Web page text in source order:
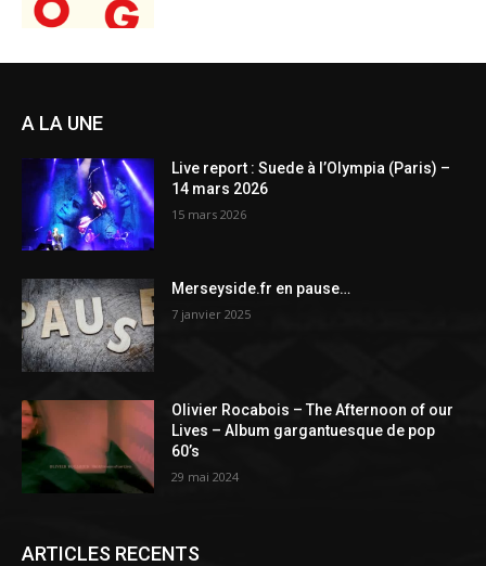
A LA UNE
Live report : Suede à l’Olympia (Paris) –
14 mars 2026
15 mars 2026
Merseyside.fr en pause…
7 janvier 2025
Olivier Rocabois – The Afternoon of our
Lives – Album gargantuesque de pop
60’s
29 mai 2024
ARTICLES RECENTS